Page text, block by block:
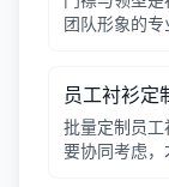
团队形象的专
员工衬衫定
批量定制员
要协同考虑，